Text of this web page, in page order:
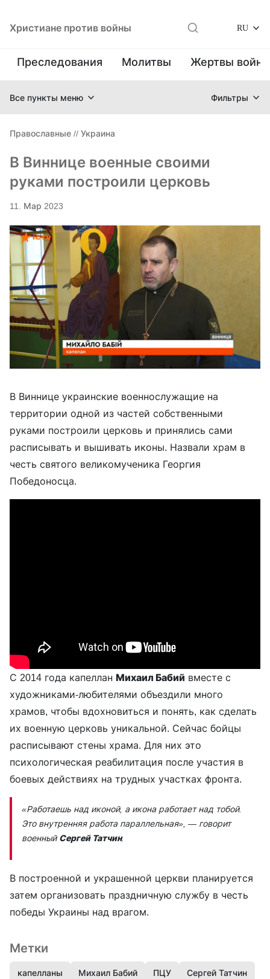
Христиане против войны RU
Преследования Молитвы Жертвы
Все пункты меню Фильтры
Православные // Украина
В Виннице военные своими
руками построили церковь
11. Мар 2023
В Виннице украинские военнослужащие на
территории одной из частей собственными
руками построили церковь и принялись сами
расписывать и вышивать иконы. Назвали храм в
честь святого великомученика Георгия
Победоносца.
С 2014 года капеллан Михаил Бабий вместе с
художниками-любителями объездили много
храмов, чтобы вдохновиться и понять, как сделать
их военную церковь уникальной. Сейчас бойцы
расписывают стены храма. Для них это
психологическая реабилитация после участия в
боевых действиях на трудных участках фронта.
«Работаешь над иконой, а икона работает над тобой.
Это внутренняя работа параллельная», — говорит
военный Сергей Татчин.
В построенной и украшенной церкви планируется
затем организовать праздничную службу в честь
победы Украины над врагом.
Метки
капелланы Михаил Бабий ПЦУ Сергей Татчин